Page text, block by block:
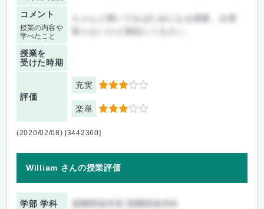
コメント
授業の内容や
学べたこと
授業を
受けた時期
評価
充実 3
楽単 3
(2020/02/08) [3442360]
William さんの授業評価
学部 学科